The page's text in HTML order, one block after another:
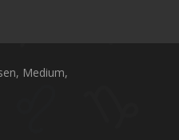
Medium,